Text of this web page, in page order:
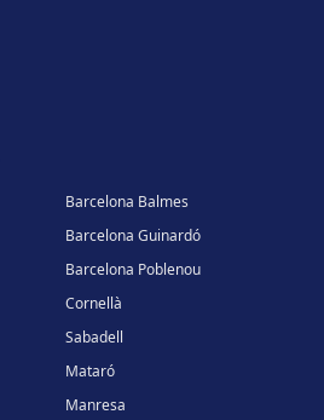
Barcelona Balmes
Barcelona Guinardó
Barcelona Poblenou
Cornellà
Sabadell
Mataró
Manresa